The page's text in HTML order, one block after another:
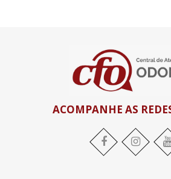
ACOMPANHE AS
Facebook Instagram YouTube